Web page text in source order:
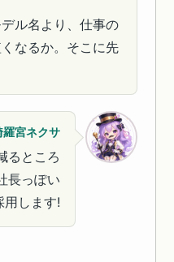
ル名より、仕事の
なるか。そこに先
羅宮ネクサ
るところ
長っぽい
用します!